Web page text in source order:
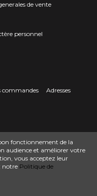
de vente
personnel
commandes
Adresses
0624436257
fonctionnement de la
audience et améliorer votre
vous acceptez leur
notre Politique de